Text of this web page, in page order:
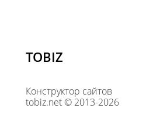
TOBIZ
Конструктор сайтов
tobiz.net © 2013-2026